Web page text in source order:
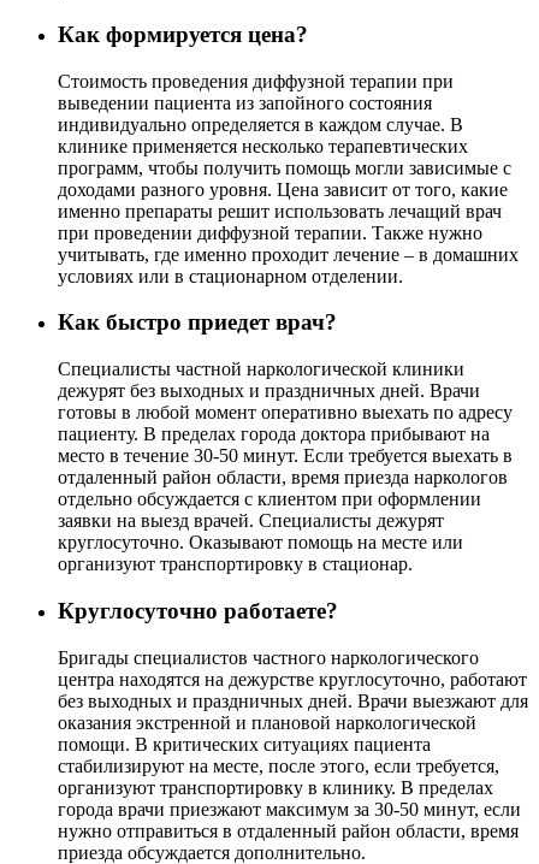
Как формируется цена?
Стоимость проведения диффузной терапии при
выведении пациента из запойного состояния
индивидуально определяется в каждом случае. В
клинике применяется несколько терапевтических
программ, чтобы получить помощь могли зависимые с
доходами разного уровня. Цена зависит от того, какие
именно препараты решит использовать лечащий врач
при проведении диффузной терапии. Также нужно
учитывать, где именно проходит лечение – в домашних
условиях или в стационарном отделении.
Как быстро приедет врач?
Специалисты частной наркологической клиники
дежурят без выходных и праздничных дней. Врачи
готовы в любой момент оперативно выехать по адресу
пациенту. В пределах города доктора прибывают на
место в течение 30-50 минут. Если требуется выехать в
отдаленный район области, время приезда наркологов
отдельно обсуждается с клиентом при оформлении
заявки на выезд врачей. Специалисты дежурят
круглосуточно. Оказывают помощь на месте или
организуют транспортировку в стационар.
Круглосуточно работаете?
Бригады специалистов частного наркологического
центра находятся на дежурстве круглосуточно, работают
без выходных и праздничных дней. Врачи выезжают для
оказания экстренной и плановой наркологической
помощи. В критических ситуациях пациента
стабилизируют на месте, после этого, если требуется,
организуют транспортировку в клинику. В пределах
города врачи приезжают максимум за 30-50 минут, если
нужно отправиться в отдаленный район области, время
приезда обсуждается дополнительно.